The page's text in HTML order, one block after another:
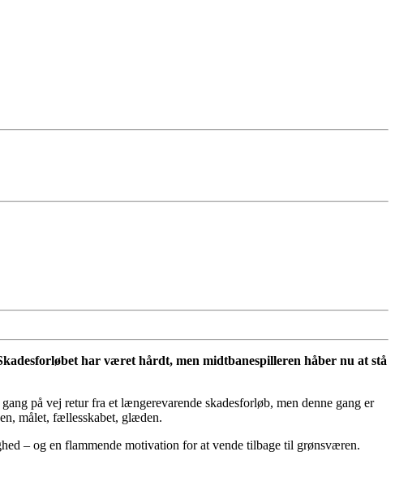
har været hårdt, men midtbanespilleren håber nu at stå
på vej retur fra et længerevarende skadesforløb, men denne gang er
målet, fællesskabet, glæden.
– og en flammende motivation for at vende tilbage til grønsværen.